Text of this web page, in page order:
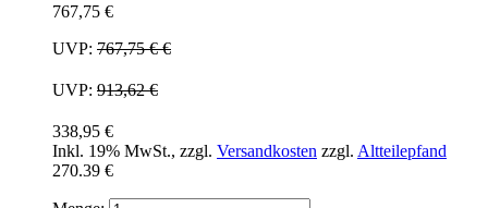
767,75 €
UVP: 767,75 €€
UVP: 913,62 €
338,95 €
Inkl. 19% MwSt., zzgl. Versandkosten zzgl. Altteilepfand
270.39 €